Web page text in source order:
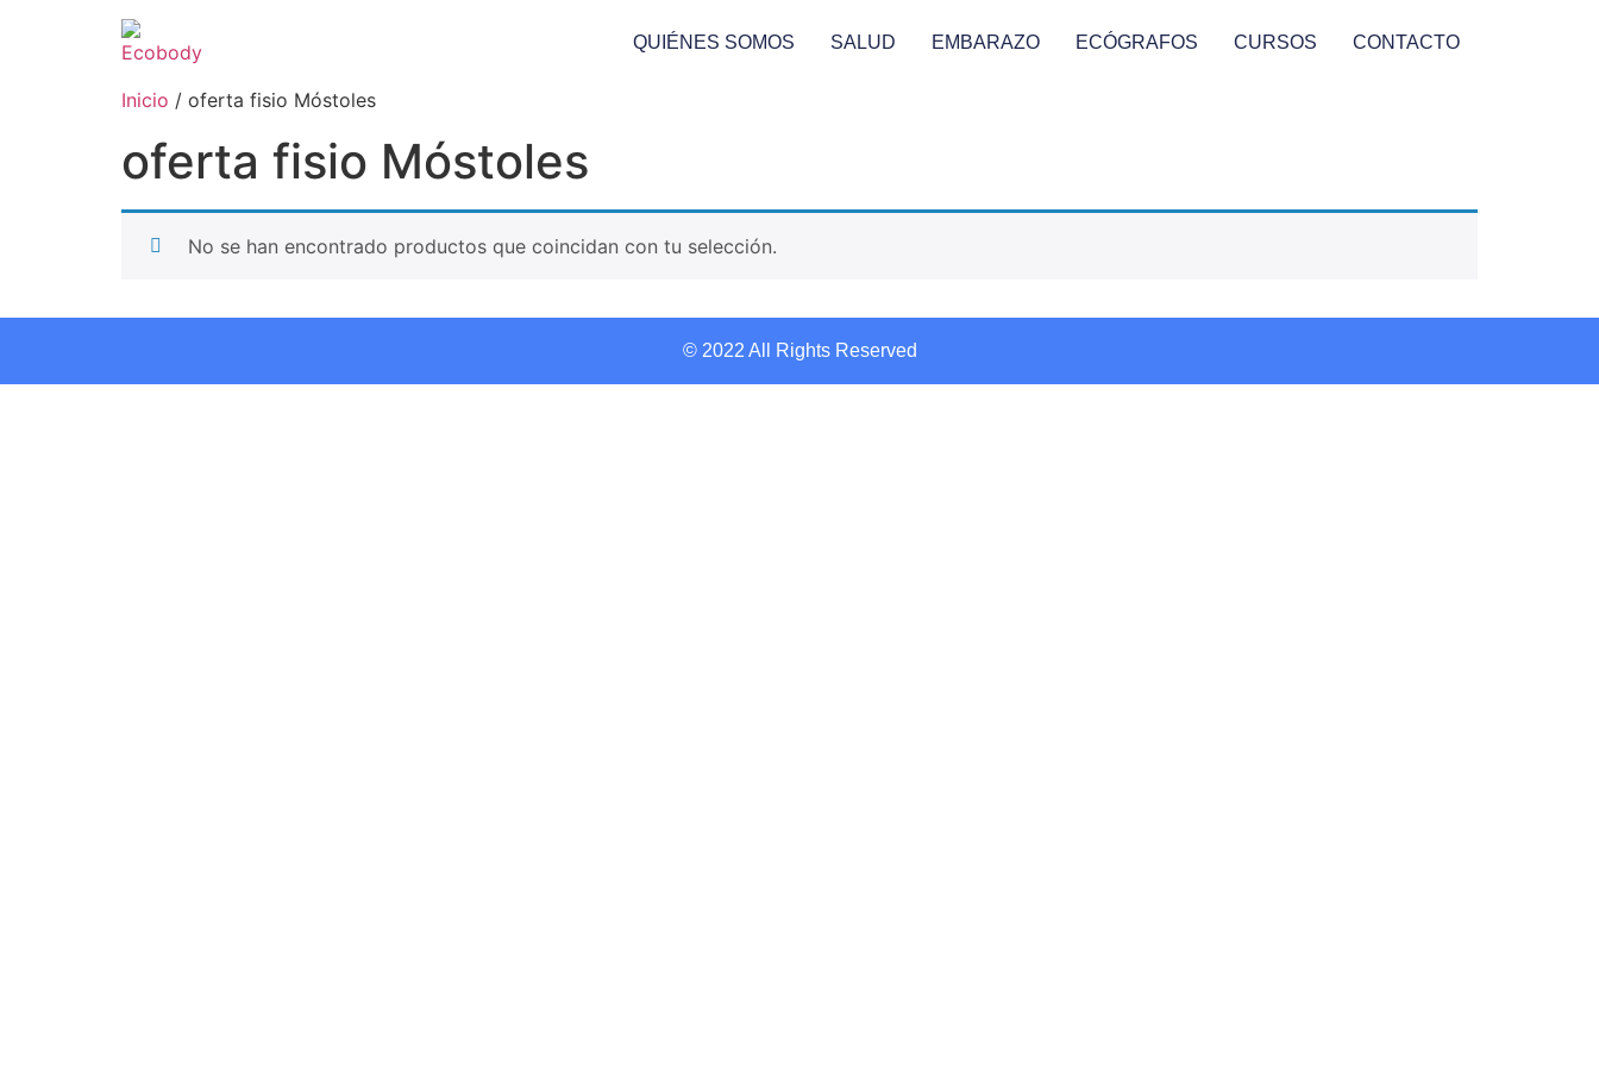
QUIÉNES SOMOS SALUD EMBARAZO ECÓGRAFOS CURSOS CONTACTO
Inicio / oferta fisio Móstoles
oferta fisio Móstoles
No se han encontrado productos que coincidan con tu selección.
© 2022 All Rights Reserved